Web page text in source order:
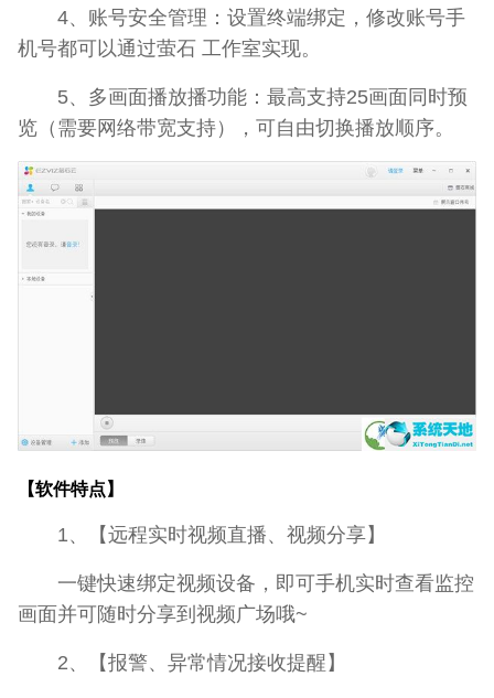
4、账号安全管理：设置终端绑定，修改账号手
机号都可以通过萤石 工作室实现。
5、多画面播放播功能：最高支持25画面同时预
览（需要网络带宽支持），可自由切换播放顺序。
【软件特点】
1、【远程实时视频直播、视频分享】
一键快速绑定视频设备，即可手机实时查看监控
画面并可随时分享到视频广场哦~
2、【报警、异常情况接收提醒】